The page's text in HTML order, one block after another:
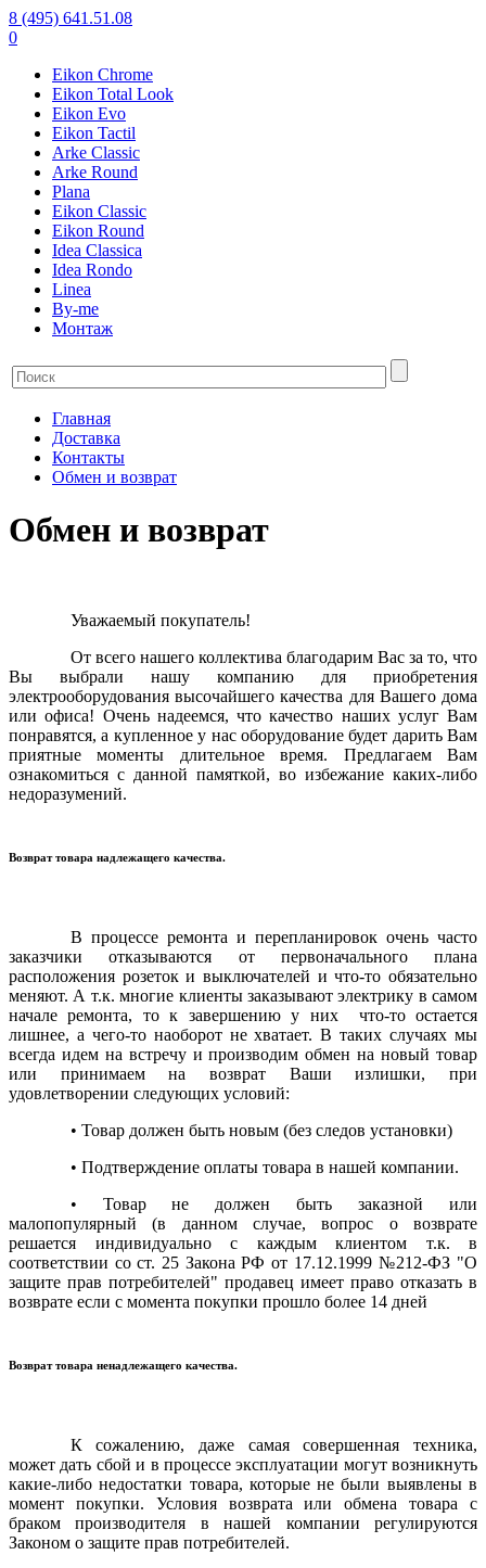
8 (495) 641.51.08
0
Eikon Chrome
Eikon Total Look
Eikon Evo
Eikon Tactil
Arke Classic
Arke Round
Plana
Eikon Classic
Eikon Round
Idea Classica
Idea Rondo
Linea
By-me
Монтаж
Главная
Доставка
Контакты
Обмен и возврат
Обмен и возврат
Уважаемый покупатель!
От всего нашего коллектива благодарим Вас за то, что
Вы выбрали нашу компанию для приобретения
электрооборудования высочайшего качества для Вашего дома
или офиса! Очень надеемся, что качество наших услуг Вам
понравятся, а купленное у нас оборудование будет дарить Вам
приятные моменты длительное время. Предлагаем Вам
ознакомиться с данной памяткой, во избежание каких-либо
недоразумений.
Возврат товара надлежащего качества.
В процессе ремонта и перепланировок очень часто
заказчики отказываются от первоначального плана
расположения розеток и выключателей и что-то обязательно
меняют. А т.к. многие клиенты заказывают электрику в самом
начале ремонта, то к завершению у них что-то остается
лишнее, а чего-то наоборот не хватает. В таких случаях мы
всегда идем на встречу и производим обмен на новый товар
или принимаем на возврат Ваши излишки, при
удовлетворении следующих условий:
• Товар должен быть новым (без следов установки)
• Подтверждение оплаты товара в нашей компании.
•
Товар не должен быть заказной или
малопопулярный (в данном случае, вопрос о возврате
решается индивидуально с каждым клиентом т.к. в
соответствии со ст. 25 Закона РФ от 17.12.1999 №212-ФЗ "О
защите прав потребителей" продавец имеет право отказать в
возврате если с момента покупки прошло более 14 дней
Возврат товара ненадлежащего качества.
К сожалению, даже самая совершенная техника,
может дать сбой и в процессе эксплуатации могут возникнуть
какие-либо недостатки товара, которые не были выявлены в
момент покупки. Условия возврата или обмена товара с
браком производителя в нашей компании регулируются
Законом о защите прав потребителей.